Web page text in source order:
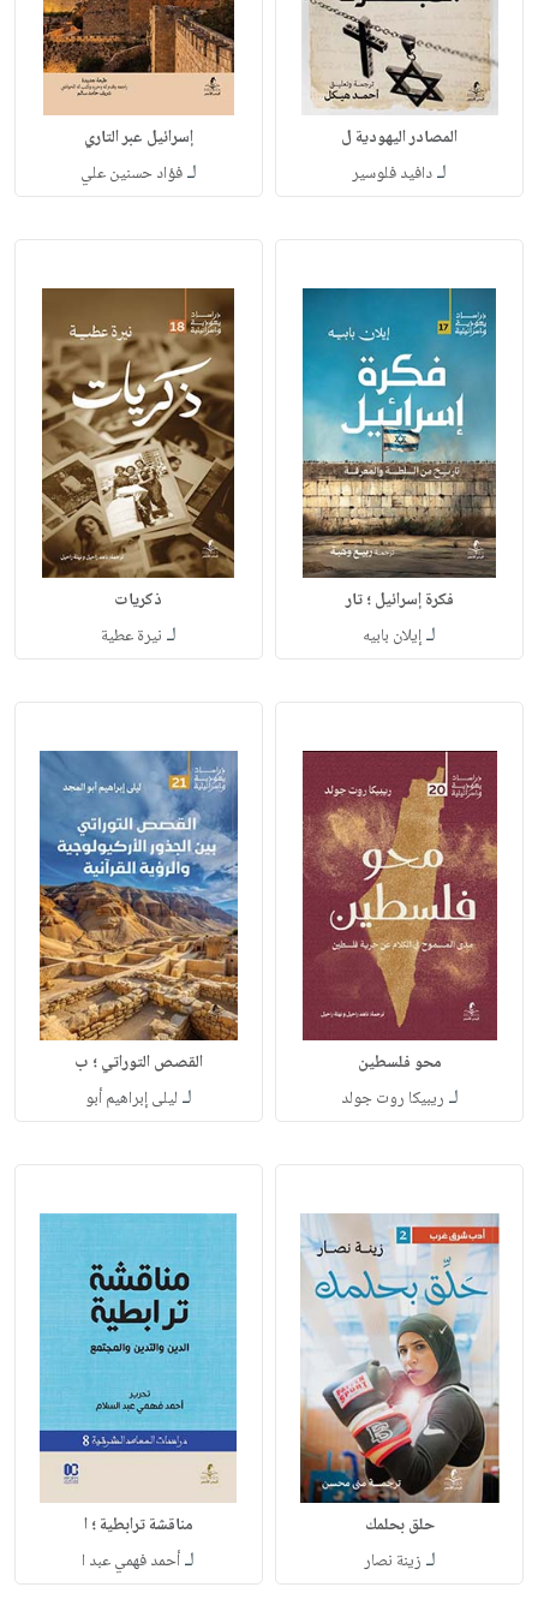
المصادر اليهودية ل
لـدافيد فلوسير
إسرائيل عبر التاري
لـفؤاد حسنين علي
فكرة إسرائيل ؛ تار
لـإيلان بابيه
ذكريات
لـ نيرة عطية
محو فلسطين
لـ ريبيكا روت جولد
القصص التوراتي ؛ ب
لـ ليلى إبراهيم أبو
حلق بحلمك
لـ زينة نصار
مناقشة ترابطية ؛ ا
لـأحمد فهمي عبد ا